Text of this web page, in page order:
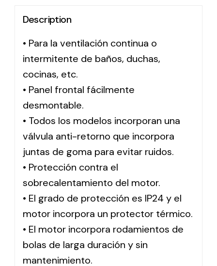
Description
• Para la ventilación continua o
intermitente de baños, duchas,
cocinas, etc.
• Panel frontal fácilmente
desmontable.
• Todos los modelos incorporan una
válvula anti-retorno que incorpora
juntas de goma para evitar ruidos.
• Protección contra el
sobrecalentamiento del motor.
• El grado de protección es IP24 y el
motor incorpora un protector térmico.
• El motor incorpora rodamientos de
bolas de larga duración y sin
mantenimiento.